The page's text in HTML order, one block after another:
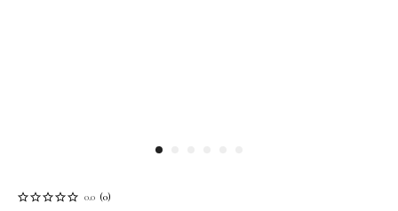
0.0 (0)